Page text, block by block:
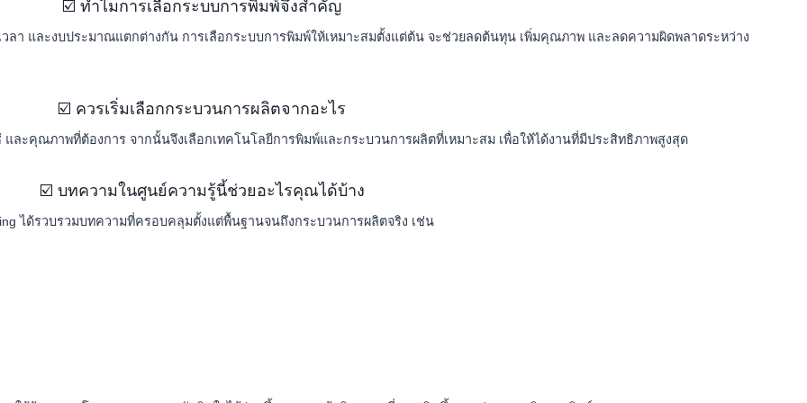
☑️ ทำไมการเลือกระบบการพิมพ์จึงสำคัญ
า และงบประมาณแตกต่างกัน การเลือกระบบการพิมพ์ให้เหมาะสมตั้งแต่ต้น จะช่วยลดต้นทุน เพิ่มคุณภาพ และลดความผิดพลาดระหว่าง
☑️ ควรเริ่มเลือกกระบวนการผลิตจากอะไร
ละคุณภาพที่ต้องการ จากนั้นจึงเลือกเทคโนโลยีการพิมพ์และกระบวนการผลิตที่เหมาะสม เพื่อให้ได้งานที่มีประสิทธิภาพสูงสุด
☑️ บทความในศูนย์ความรู้นี้ช่วยอะไรคุณได้บ้าง
ได้รวบรวมบทความที่ครอบคลุมตั้งแต่พื้นฐานจนถึงกระบวนการผลิตจริง เช่น